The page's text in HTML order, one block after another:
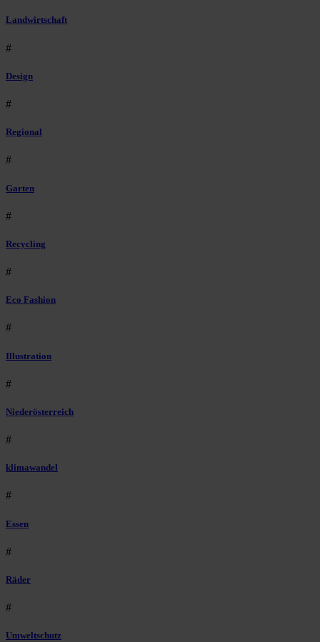
Landwirtschaft
#
Design
#
Regional
#
Garten
#
Recycling
#
Eco Fashion
#
Illustration
#
Niederösterreich
#
klimawandel
#
Essen
#
Räder
#
Umweltschutz